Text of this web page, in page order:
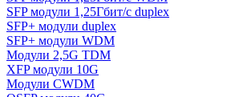
SFP модули 1,25Гбит/с duplex
SFP+ модули duplex
SFP+ модули WDM
Модули 2,5G TDM
XFP модули 10G
Модули CWDM